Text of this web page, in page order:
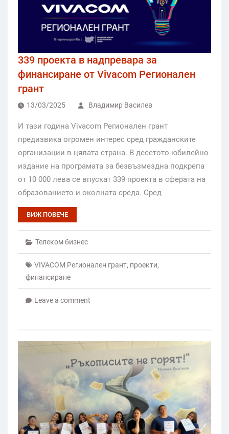
339 проекта в надпревара за
финансиране от Vivacom Регионален
грант
13/03/2025 Владимир Василев
И тази година Vivacom Регионален грант
предизвика огромен интерес сред гражданските
организации в цялата страна. В десетото юбилейно
издание на програмата за безвъзмездна подкрепа
от 10 000 лева се впускат 339 проекта в сферата на
образованието и околната среда. Сред
ВИЖ ПОВЕЧЕ
Телеком бизнес
VIVACOM Регионален грант, проекти,
финансиране
Leave a comment